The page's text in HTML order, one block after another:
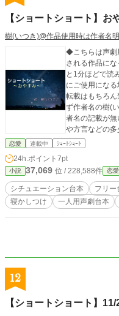
【ショートショート】お
樹(いつき)@作品使用時は作者名
◆こちらは声劇
される作品になっています。 声
と1分ほどで読みきれる作
にご使用にな
転載はもちろ
ず作者名の樹(
者名の記載が
や方言などの
台本の世界観を
点】をご覧下さ
恋愛 連載中 ｼｮｰﾄｼｮｰﾄ
24h.ポイント 7pt
小説 37,069 位 / 228,588件 恋愛
シチュエーション台本 フリー
寝かしつけ
一人用声劇台本
12
【ショートショート】